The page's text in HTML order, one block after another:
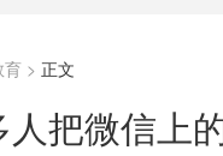
育 > 正文
把微信上